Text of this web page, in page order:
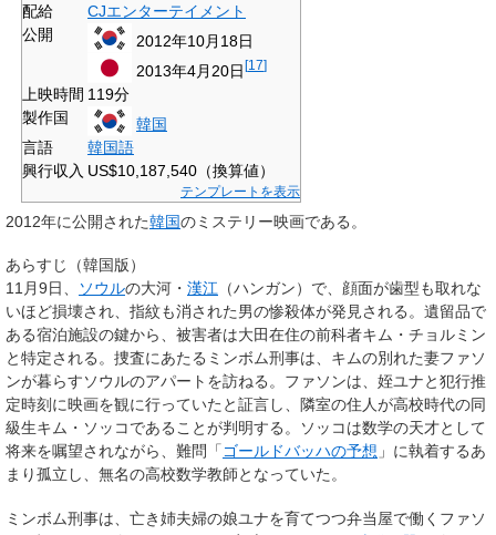
配給
CJエンターテイメント
公開
2012年10月18日
2013年4月20日[17]
上映時間 119分
製作国
韓国
言語
韓国語
興行収入 US$10,187,540（換算値）
テンプレートを表示
2012年に公開された韓国のミステリー映画である。
あらすじ（韓国版）
11月9日、
ソウルの大河・ 漢江 （ハンガン）で、顔面が歯型も取れな
いほど損壊され、指紋も消された男の惨殺体が発見される。遺留品で
ある宿泊施設の鍵から、被害者は大田在住の前科者キム・チョルミン
と特定される。捜査にあたるミンボム刑事は、キムの別れた妻ファソ
ンが暮らすソウルのアパートを訪ねる。ファソンは、姪ユナと犯行推
定時刻に映画を観に行っていたと証言し、隣室の住人が高校時代の同
級生キム・ソッコであることが判明する。ソッコは数学の天才として
将来を嘱望されながら、難問「ゴールドバッハの予想 」に執着するあ
まり孤立し、無名の高校数学教師となっていた。
ミンボム刑事は、亡き姉夫婦の娘ユナを育てつつ弁当屋で働くファソ